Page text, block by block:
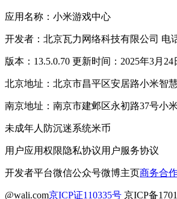
应用名称：小米游戏中心
开发者：北京瓦力网络科技有限公司 电
版本：13.5.0.70 更新时间：2025年3月24
北京地址：北京市昌平区安居路小米智
南京地址：南京市建邺区永初路37号小
未成年人防沉迷系统米币
用户应用权限隐私协议用户服务协议
开发者平台微信公众号微博主页商务合
@wali.com京ICP证110335号 京ICP备